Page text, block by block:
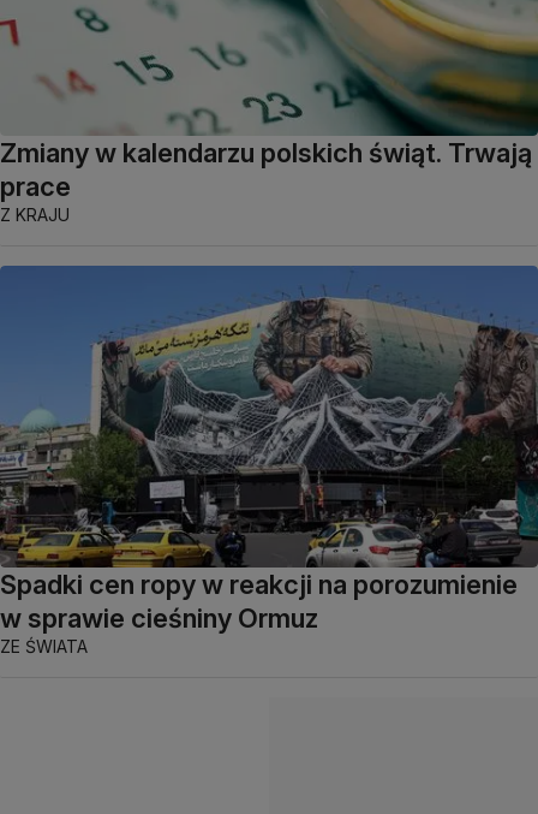
Zmiany w kalendarzu polskich świąt. Trwają
prace
Z KRAJU
Spadki cen ropy w reakcji na porozumienie
w sprawie cieśniny Ormuz
ZE ŚWIATA